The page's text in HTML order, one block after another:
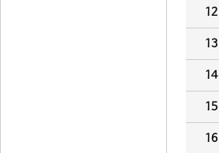
12
13
14
15
16